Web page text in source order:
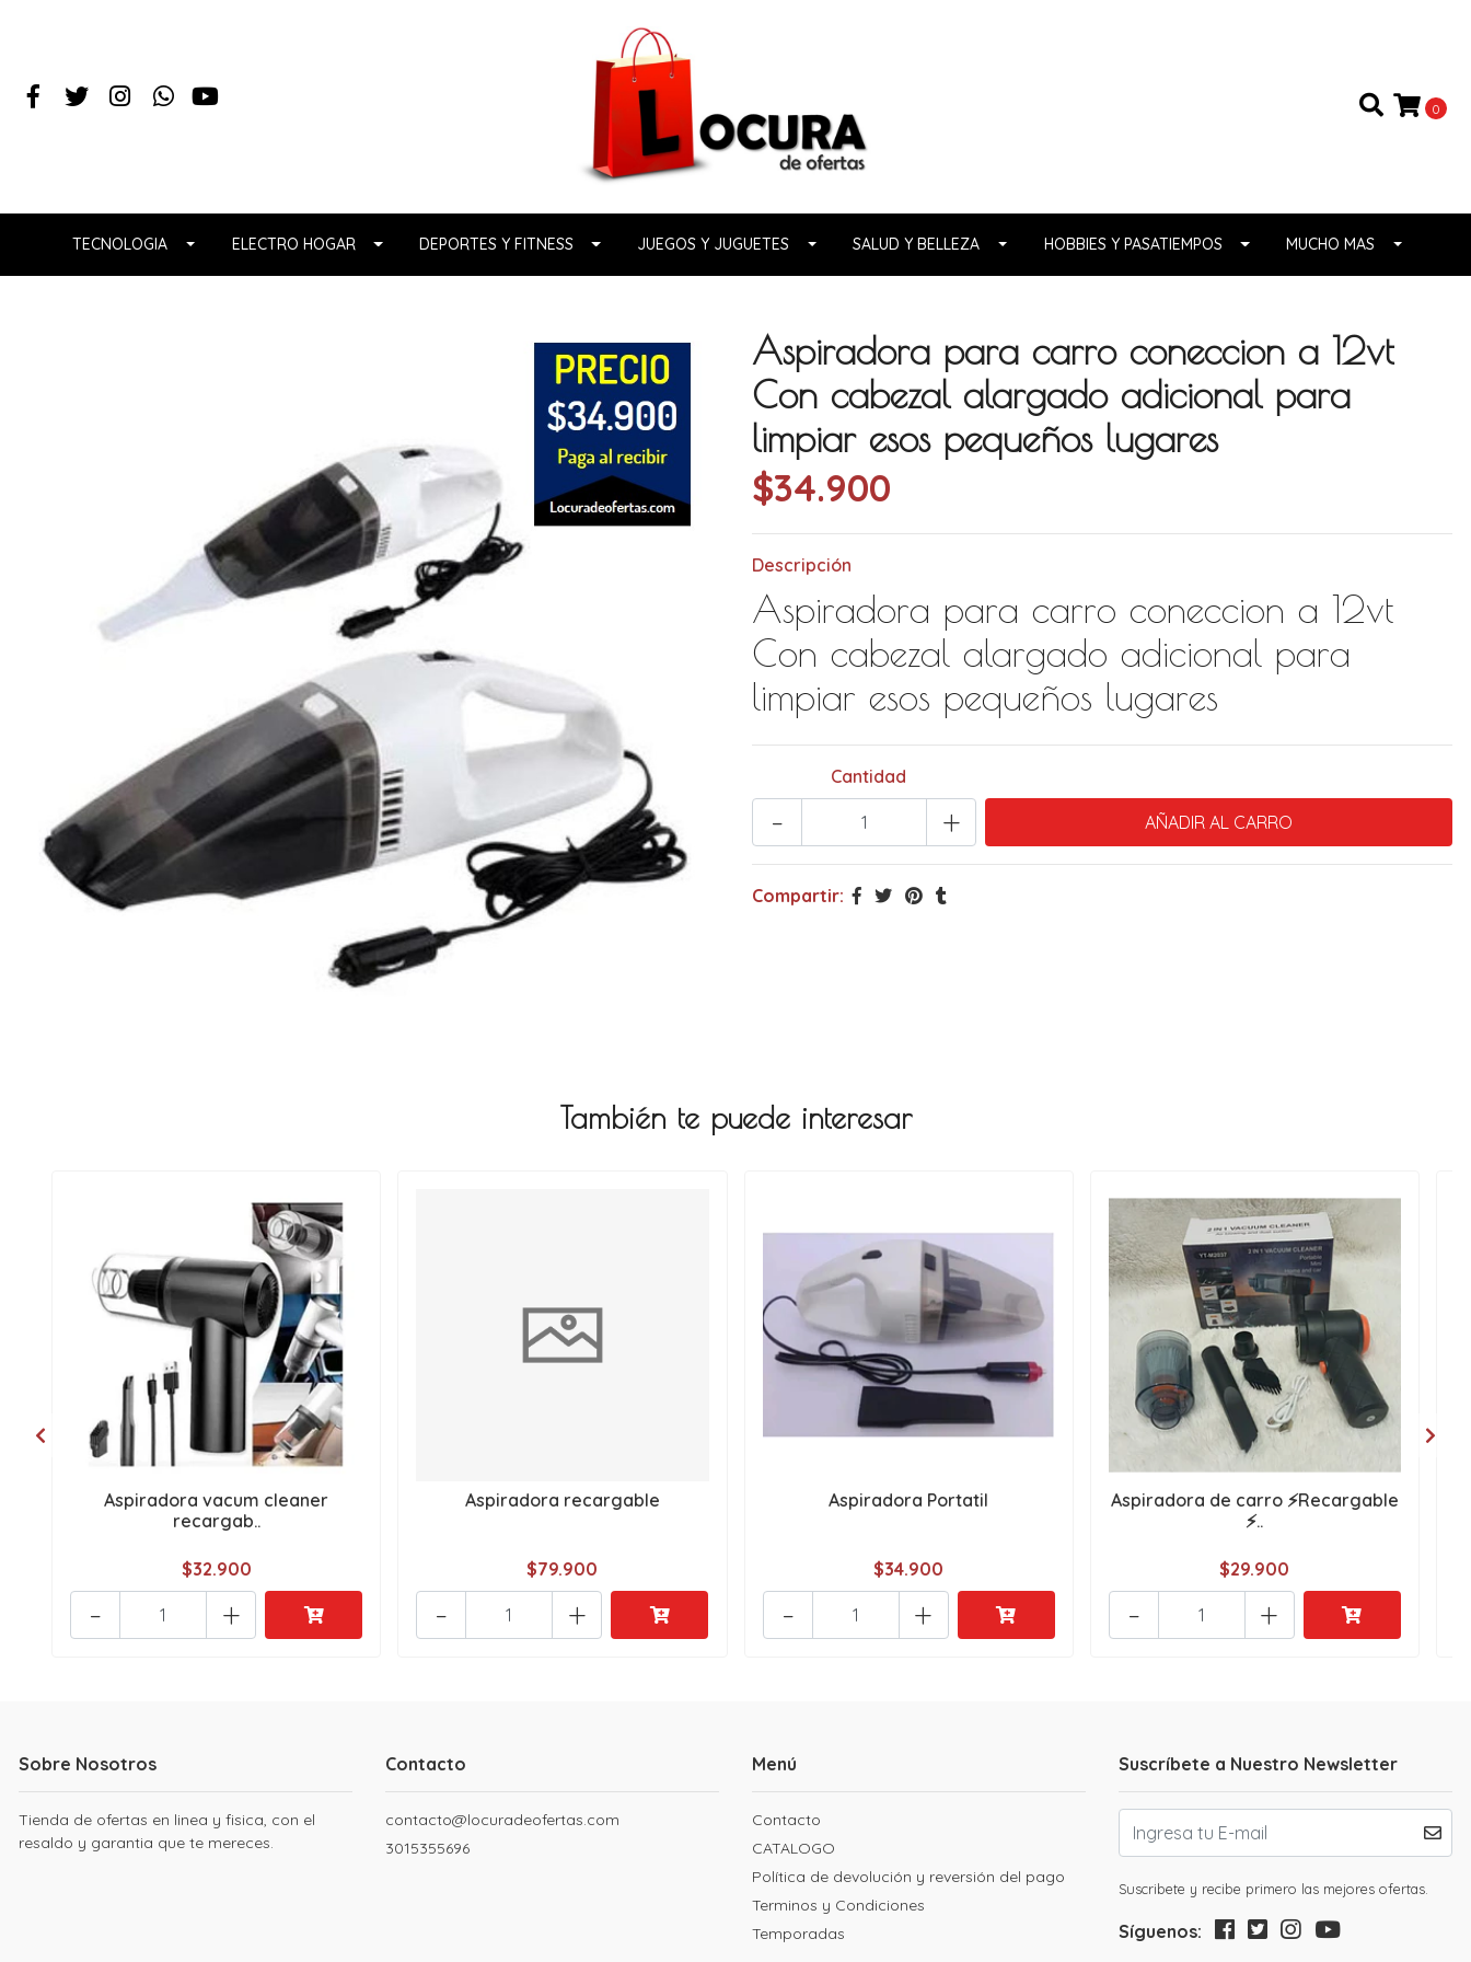
0
TECNOLOGIA ELECTRO HOGAR DEPORTES Y FITNESS JUEGOS Y JUGUETES SALUD Y BELLEZA HOBBIES Y PASATIEMPOS MUCHO MAS
Aspiradora para carro coneccion a 12vt
Con cabezal alargado adicional para
limpiar esos pequeños lugares
$34.900
Descripción
Aspiradora para carro coneccion a 12vt
Con cabezal alargado adicional para
limpiar esos pequeños lugares
Cantidad
+
-
Compartir:
También te puede interesar
Aspiradora vacum cleaner
recargab..
$32.900
+
-
Aspiradora recargable
$79.900
+
-
Aspiradora Portatil
$34.900
+
-
Aspiradora de carro ⚡Recargable
⚡..
$29.900
+
-
Sobre Nosotros
Tienda de ofertas en linea y fisica, con el
resaldo y garantia que te mereces.
Contacto
contacto@locuradeofertas.com
3015355696
Menú
Contacto
CATALOGO
Política de devolución y reversión del pago
Terminos y Condiciones
Temporadas
Suscríbete a Nuestro Newsletter
Suscribete y recibe primero las mejores ofertas.
Síguenos: